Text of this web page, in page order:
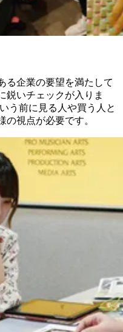
る企業の要望を満たして
鋭いチェックが入りま
う前に見る人や買う人と
の視点が必要です。